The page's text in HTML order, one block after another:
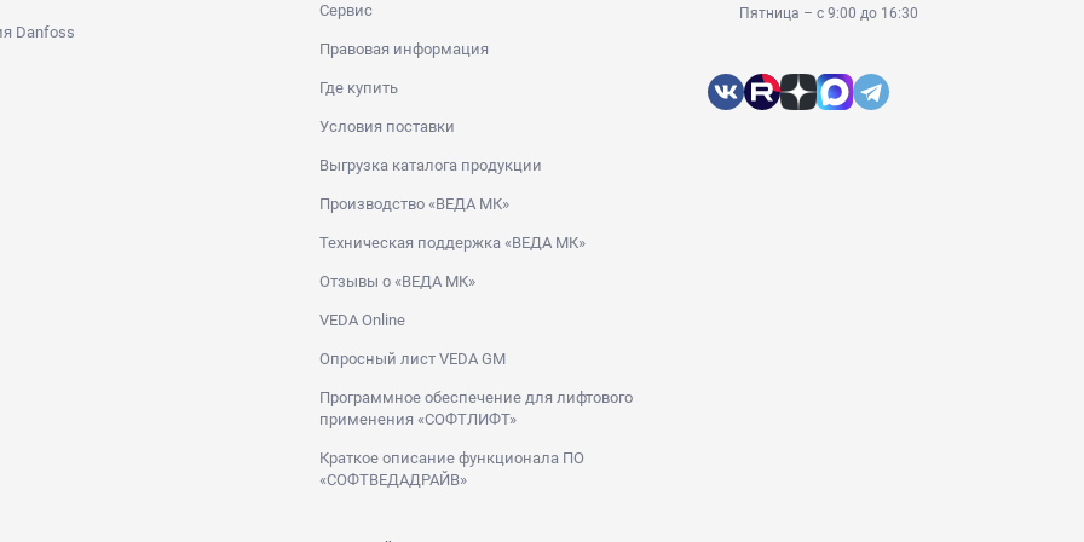
Danfoss
Сервис
Правовая информация
Где купить
Условия поставки
Выгрузка каталога продукции
Производство «ВЕДА МК»
Техническая поддержка «ВЕДА МК»
Отзывы о «ВЕДА МК»
VEDA Online
Опросный лист VEDA GM
Программное обеспечение для лифтового
применения «СОФТЛИФТ»
Краткое описание функционала ПО
«СОФТВЕДАДРАЙВ»
Пятница – с 9:00 до 16:30